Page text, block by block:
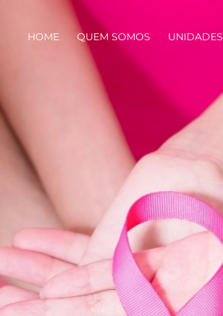
HOME QUEM SOMOS UNIDADES